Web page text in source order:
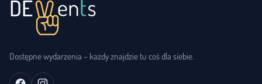
Dostępne wydarzenia – każdy znajdzie tu coś dla siebie.